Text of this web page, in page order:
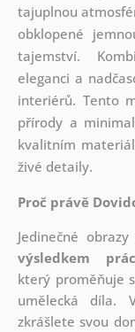
tajuplnou
obklopené
tajemství.
eleganci a
interiérů. Tento
přírody a
kvalitním
živé detaily.
Proč právě
Jedinečné
výsledkem
který proměňuje
umělecká díla.
zkrášlete svou